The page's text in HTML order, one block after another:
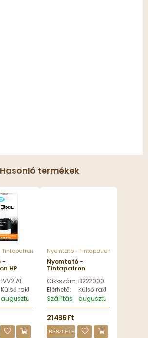
Hasonló termékek
-
HP
1VV21AE
Külső raktáron
augusztus 11, kedd
Nyomtató - Tintapatron
Nyomtató -
Tintapatron
Black toner -
B222000
Cikkszám:B222000
Elérhető:
Külső raktáron
Szállítás
augusztus 11, kedd
21 486 Ft
RÉSZLETEK